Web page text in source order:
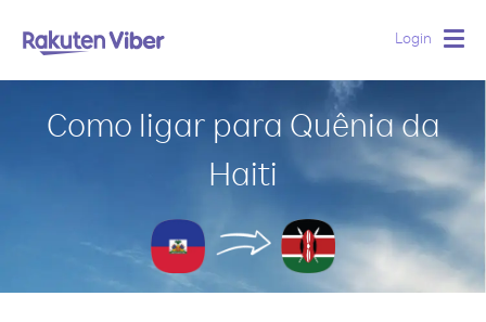
Login
Como ligar para Quênia da
Haiti